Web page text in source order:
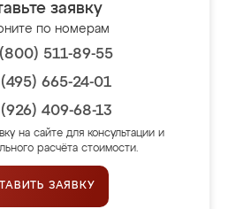
заявку
по номерам
511-89-55
665-24-01
409-68-13
на сайте для консультации и
расчёта стоимости.
ЗАЯВКУ